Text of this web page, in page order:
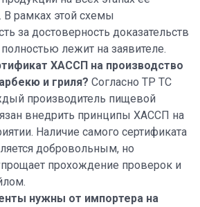
В рамках этой схемы
за достоверность доказательств
лежит на заявителе.
ХАССП на производство
и гриля? Согласно ТР ТС
производитель пищевой
внедрить принципы ХАССП на
Наличие самого сертификата
добровольным, но
прохождение проверок и
нужны от импортера на